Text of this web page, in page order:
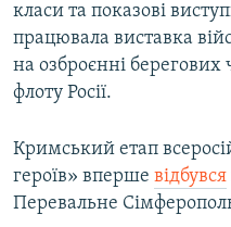
класи та показові
працювала виставка
на озброєнні
флоту Росії.
Кримський етап
героїв» вперше відбувся
Перевальне